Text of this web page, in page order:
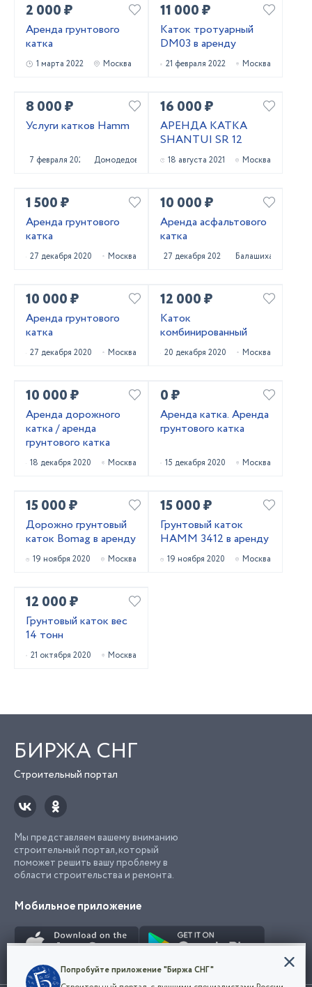
2 000 ₽
Аренда грунтового
катка
1 марта 2022 Москва
11 000 ₽
Каток тротуарный
DM03 в аренду
21 февраля 2022 Москва
8 000 ₽
Услуги катков Hamm
7 февраля 2022 Домодедово
16 000 ₽
АРЕНДА КАТКА
SHANTUI SR 12
18 августа 2021 Москва
1 500 ₽
Аренда грунтового
катка
27 декабря 2020 Москва
10 000 ₽
Аренда асфальтового
катка
27 декабря 2020 Балашиха
10 000 ₽
Аренда грунтового
катка
27 декабря 2020 Москва
12 000 ₽
Каток
комбинированный
20 декабря 2020 Москва
10 000 ₽
Аренда дорожного
катка / аренда
грунтового катка
18 декабря 2020 Москва
0 ₽
Аренда катка. Аренда
грунтового катка
15 декабря 2020 Москва
15 000 ₽
Дорожно грунтовый
каток Bomag в аренду
19 ноября 2020 Москва
15 000 ₽
Грунтовый каток
HAMM 3412 в аренду
19 ноября 2020 Москва
12 000 ₽
Грунтовый каток вес
14 тонн
21 октября 2020 Москва
БИРЖА СНГ
Строительный портал
Мы представляем вашему вниманию
строительный портал, который
поможет решить вашу проблему в
области строительства и ремонта.
Мобильное приложение
Конфиденциальность
Попробуйте приложение "Биржа СНГ"